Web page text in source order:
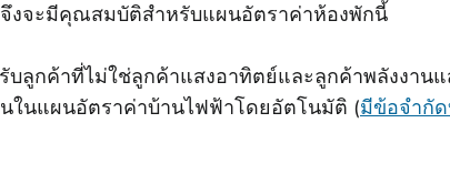
งจะมีคุณสมบัติสําหรับแผนอัตราค่าห้องพักนี้
ลูกค้าที่ไม่ใช่ลูกค้าแสงอาทิตย์และลูกค้าพลังงาน
นในแผนอัตราค่าบ้านไฟฟ้าโดยอัตโนมัติ (มีข้อจํากัด